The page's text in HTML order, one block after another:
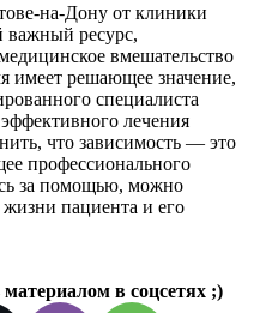
на-Дону от клиники
важный ресурс,
вмешательство
имеет решающее значение,
специалиста
лечения
что зависимость — это
профессионального
за помощью, можно
жизни пациента и его
в соцсетях ;)